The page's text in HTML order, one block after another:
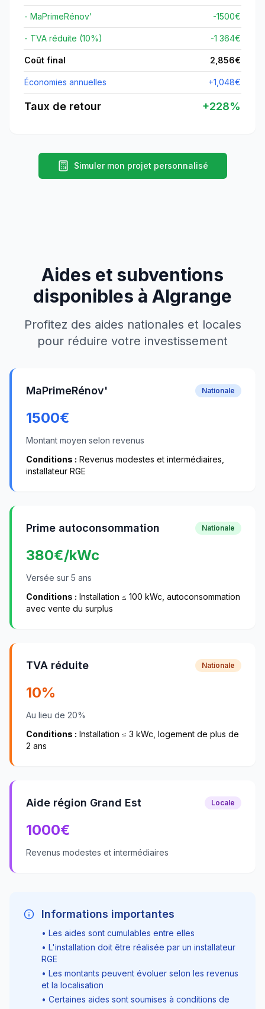
- MaPrimeRénov' -1500€
- TVA réduite (10%) -1 364€
Coût final 2,856€
Économies annuelles +1,048€
Taux de retour +228%
Simuler mon projet personnalisé
Aides et subventions
disponibles à Algrange
Profitez des aides nationales et locales
pour réduire votre investissement
MaPrimeRénov' Nationale
1500€
Montant moyen selon revenus
Conditions : Revenus modestes et intermédiaires,
installateur RGE
Prime autoconsommation Nationale
380€/kWc
Versée sur 5 ans
Conditions : Installation ≤ 100 kWc, autoconsommation
avec vente du surplus
TVA réduite Nationale
10%
Au lieu de 20%
Conditions : Installation ≤ 3 kWc, logement de plus de
2 ans
Aide région Grand Est Locale
1000€
Revenus modestes et intermédiaires
Informations importantes
• Les aides sont cumulables entre elles
• L'installation doit être réalisée par un installateur
RGE
• Les montants peuvent évoluer selon les revenus
et la localisation
• Certaines aides sont soumises à conditions de